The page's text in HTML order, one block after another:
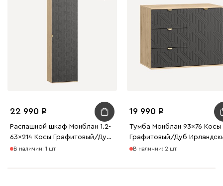
22 990
Распашной шкаф Монблан 1.2-
63x214 Косы Графитовый/Дуб
Ирландский
В наличии: 1 шт.
19 990
Тумба Монблан 93x76 Косы
Графитовый/Дуб
В наличии: 2 шт.